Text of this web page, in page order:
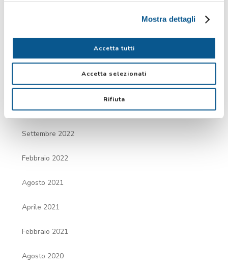
Mostra dettagli
Accetta tutti
Accetta selezionati
Rifiuta
ARCHIVIO
Agosto 2024
Febbraio 2023
Settembre 2022
Febbraio 2022
Agosto 2021
Aprile 2021
Febbraio 2021
Agosto 2020